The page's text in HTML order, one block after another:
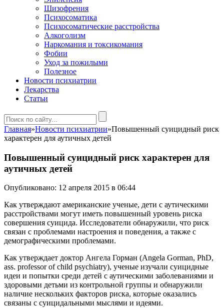
Шизофрения
Психосоматика
Психосоматические расстройства
Алкоголизм
Наркомания и токсикомания
Фобии
Уход за пожилыми
Полезное
Новости психиатрии
Лекарства
Статьи
Главная»Новости психиатрии»Повышенный суицидный риск
характерен для аутичных детей
Повышенный суицидный риск характерен для
аутичных детей
Опубликовано: 12 апреля 2015 в 06:44
Как утверждают американские ученые, дети с аутическими
расстройствами могут иметь повышенный уровень риска
совершения суицида. Исследователи обнаружили, что риск
связан с проблемами настроения и поведения, а также с
демографическими проблемами.
Как утверждает доктор Ангела Горман (Angela Gorman, PhD,
ass. professor of child psychiatry), ученые изучали суицидные
идеи и попытки среди детей с аутическими заболеваниями и
здоровыми детьми из контрольной группы и обнаружили
наличие нескольких факторов риска, которые оказались
связаны с суицидальными мыслями и идеями.